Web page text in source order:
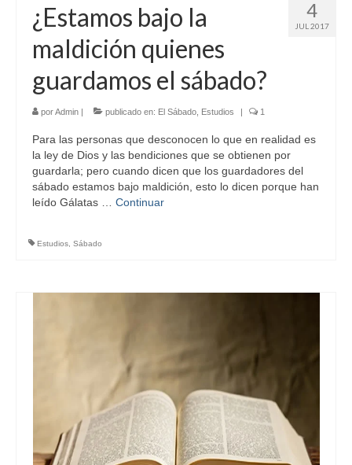
4
JUL 2017
¿Estamos bajo la
maldición quienes
guardamos el sábado?
porAdmin | publicado en: El Sábado Estudios | 1
Para las personas que desconocen lo que en realidad es
la ley de Dios y las bendiciones que se obtienen por
guardarla; pero cuando dicen que los guardadores del
sábado estamos bajo maldición, esto lo dicen porque han
leído Gálatas … Continuar
Estudios Sábado